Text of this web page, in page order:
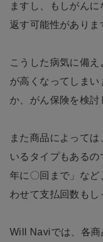
ますし、もしがん
返す可能性がありま
こうした病気に備
が高くなってしま
か、がん保険を検討
また商品によって
いるタイプもあるの
年に〇回まで」な
わせて支払回数もし
Will Naviでは、各商